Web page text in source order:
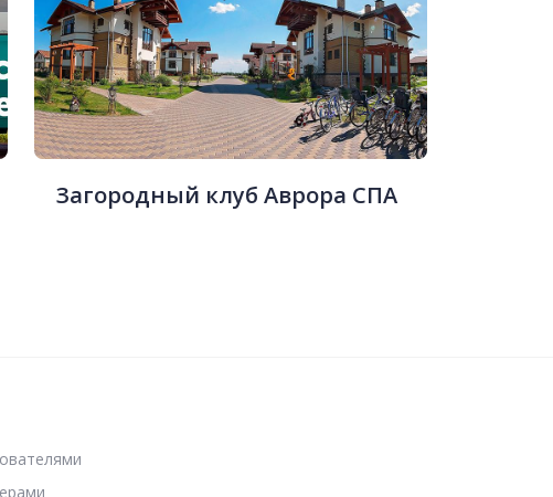
Загородный клуб Аврора СПА